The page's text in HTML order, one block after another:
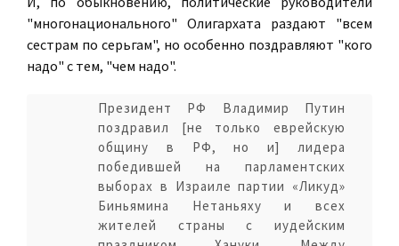
"многонационального" Олигархата раздают "всем
сестрам по серьгам", но особенно поздравляют "кого
надо" с тем, "чем надо".
Президент РФ Владимир Путин
поздравил [не только еврейскую
общину в РФ, но и] лидера
победившей на парламентских
выборах в Израиле партии «Ликуд»
Биньямина Нетаньяху и всех
жителей страны с иудейским